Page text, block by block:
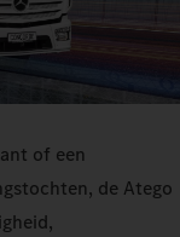
of een
de Atego